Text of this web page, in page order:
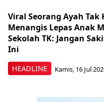
HEADLINE
Viral Seorang Ayah Tak
Menangis Lepas Anak
Sekolah TK: Jangan
Ini
Kamis, 16 Jul